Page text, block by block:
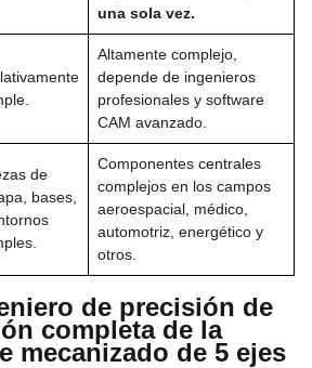
una sola vez.
Altamente complejo,
depende de ingenieros
profesionales y software
CAM avanzado.
de
bases,
Componentes centrales
complejos en los campos
aeroespacial, médico,
automotriz, energético y
otros.
de precisión de
completa de la
mecanizado de 5 ejes